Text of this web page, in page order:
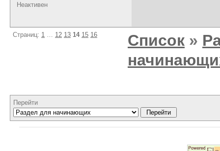
Неактивен
Страниц: 1 12 13 14 15 16 Список »
Перейти